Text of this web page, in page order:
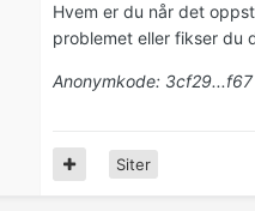
Hvem er du når det
problemet eller fikser du
Anonymkode: 3cf29...f67
Siter